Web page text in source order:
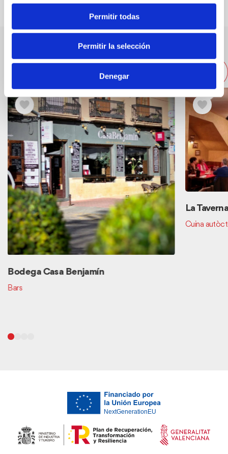
Permitir todas
Permitir la selección
Denegar
Altres empreses properes
Bodega Casa Benjamín
Bars
La
Cuina